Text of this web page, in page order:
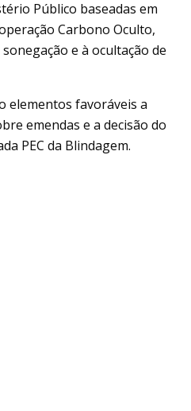
Público baseadas em
Carbono Oculto,
e à ocultação de
elementos favoráveis a
emendas e a decisão do
PEC da Blindagem.